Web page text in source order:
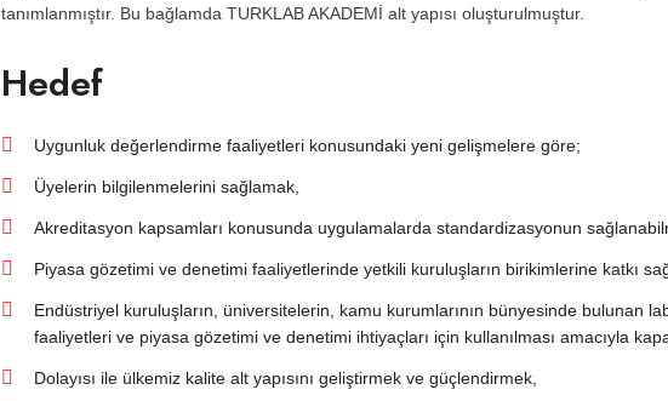
tanımlanmıştır. Bu bağlamda TURKLAB AKADEMİ alt yapısı oluşturulmuştur.
Hedef
Uygunluk değerlendirme faaliyetleri konusundaki yeni gelişmelere göre;
Üyelerin bilgilenmelerini sağlamak,
Akreditasyon kapsamları konusunda uygulamalarda standardizasyonun
Piyasa gözetimi ve denetimi faaliyetlerinde yetkili kuruluşların birikimlerine katkı
Endüstriyel kuruluşların, üniversitelerin, kamu kurumlarının bünyesinde bulunan
faaliyetleri ve piyasa gözetimi ve denetimi ihtiyaçları için kullanılması amacıyla
Dolayısı ile ülkemiz kalite alt yapısını geliştirmek ve güçlendirmek,